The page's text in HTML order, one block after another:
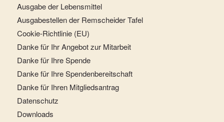
Ausgabe der Lebensmittel
Ausgabestellen der Remscheider Tafel
Cookie-Richtlinie (EU)
Danke für Ihr Angebot zur Mitarbeit
Danke für Ihre Spende
Danke für Ihre Spendenbereitschaft
Danke für Ihren Mitgliedsantrag
Datenschutz
Downloads